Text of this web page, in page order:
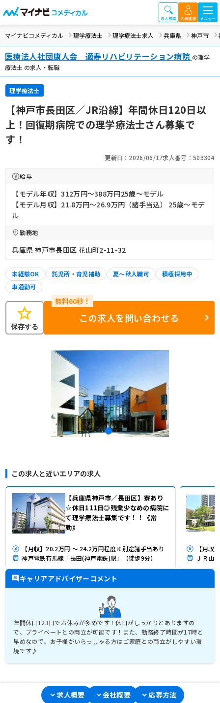
マイナビコメディカル 理学療法士 理学療法士求人 兵庫県 神戸市
医療法人社団康人会 適寿リハビリテーション病院 の理学
療法士 の求人・転職
理学療法士
【神戸市長田区／JR沿線】年間休日120日以
上！回復期病院での理学療法士さん募集で
す！
更新日：2026/06/17求人番号：503304
給与
【モデル年収】312万円〜388万円25歳～モデル
【モデル月収】21.8万円〜26.9万円（諸手当込） 25歳～モデ
ル
勤務地
兵庫県 神戸市長田区 花山町2-11-32
未経験OK 託児所・育児補助 夏～秋入職可
積極採用中
車通勤可
star
保存する
この求人を問い合わせる
この求人と近いエリアの求人
【兵庫県神戸市／長田区】寮あり
☆休日111日◎残業少なめの病院に
て理学療法士募集です！！《常
勤》
【月収】20.2万円 ～ 24.2万円程度※別途諸手当あり
神戸電鉄有馬線「長田(神戸電鉄)駅」（徒歩9分）
【月収
ＪＲ山
キャリアアドバイザーコメント
年間休日123日でお休みが多めです！休日がしっかりとありますの
で、プライベートとの両立が可能です！また、勤務終了時間が17時と
早めなので、お子様がいらっしゃる方はご家庭との両立がしやすい環
境です♪
求人概要 会社概要 応募方法